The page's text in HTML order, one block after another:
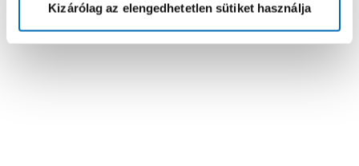
Kizárólag az elengedhetetlen sütiket használja